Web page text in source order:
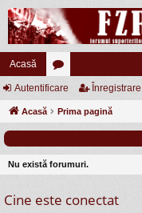
Acasă
or
u
uri
Autentificare Înregistrare
Acasă Prima pagină
Nu există forumuri.
Cine este conectat